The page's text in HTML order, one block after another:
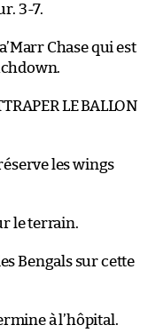
3-7.
Chase qui est
LE BALLON
les wings
le terrain.
Bengals sur cette
à l’hôpital.